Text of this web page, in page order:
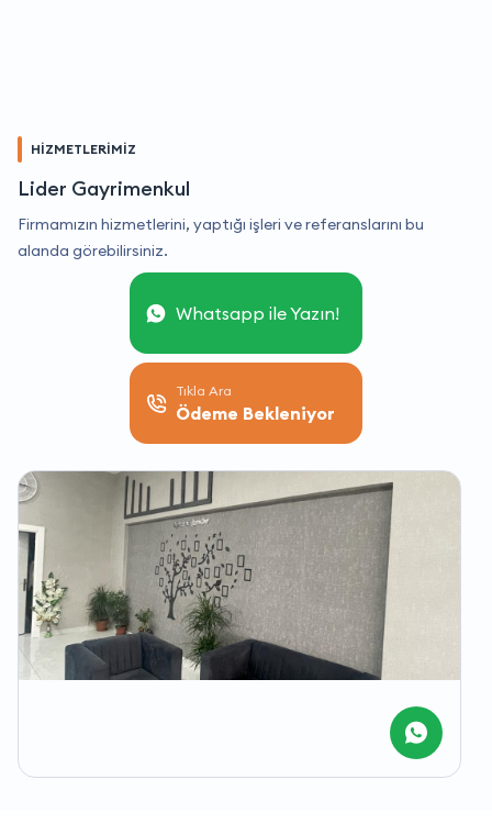
HİZMETLERİMİZ
Lider Gayrimenkul
Firmamızın hizmetlerini, yaptığı işleri ve referanslarını bu
alanda görebilirsiniz.
Whatsapp ile Yazın!
Tıkla Ara
Ödeme Bekleniyor